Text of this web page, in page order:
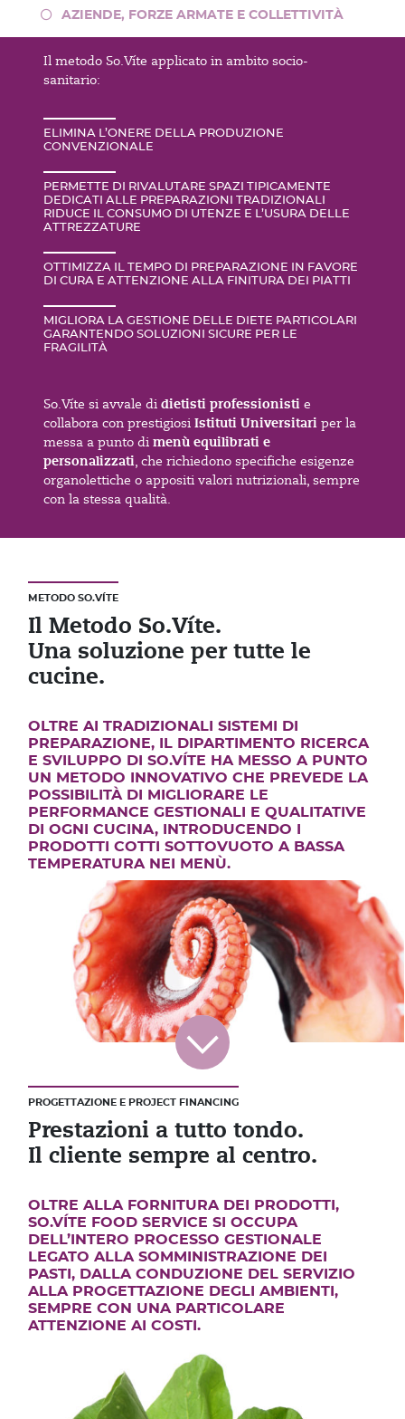
AZIENDE, FORZE ARMATE E COLLETTIVITÀ
Il metodo So.Víte applicato in ambito socio-
sanitario:
ELIMINA L’ONERE DELLA PRODUZIONE
CONVENZIONALE
PERMETTE DI RIVALUTARE SPAZI TIPICAMENTE
DEDICATI ALLE PREPARAZIONI TRADIZIONALI
RIDUCE IL CONSUMO DI UTENZE E L’USURA DELLE
ATTREZZATURE
OTTIMIZZA IL TEMPO DI PREPARAZIONE IN FAVORE
DI CURA E ATTENZIONE ALLA FINITURA DEI PIATTI
MIGLIORA LA GESTIONE DELLE DIETE PARTICOLARI
GARANTENDO SOLUZIONI SICURE PER LE
FRAGILITÀ
So.Víte si avvale di dietisti professionisti e
collabora con prestigiosi Istituti Universitari per la
messa a punto di menù equilibrati e
personalizzati, che richiedono specifiche esigenze
organolettiche o appositi valori nutrizionali, sempre
con la stessa qualità.
METODO SO.VÍTE
Il Metodo So.Víte.
Una soluzione per tutte le
cucine.
OLTRE AI TRADIZIONALI SISTEMI DI
PREPARAZIONE, IL DIPARTIMENTO RICERCA
E SVILUPPO DI SO.VÍTE HA MESSO A PUNTO
UN METODO INNOVATIVO CHE PREVEDE LA
POSSIBILITÀ DI MIGLIORARE LE
PERFORMANCE GESTIONALI E QUALITATIVE
DI OGNI CUCINA, INTRODUCENDO I
PRODOTTI COTTI SOTTOVUOTO A BASSA
TEMPERATURA NEI MENÙ.
PROGETTAZIONE E PROJECT FINANCING
Prestazioni a tutto tondo.
Il cliente sempre al centro.
OLTRE ALLA FORNITURA DEI PRODOTTI,
SO.VÍTE FOOD SERVICE SI OCCUPA
DELL’INTERO PROCESSO GESTIONALE
LEGATO ALLA SOMMINISTRAZIONE DEI
PASTI, DALLA CONDUZIONE DEL SERVIZIO
ALLA PROGETTAZIONE DEGLI AMBIENTI,
SEMPRE CON UNA PARTICOLARE
ATTENZIONE AI COSTI.